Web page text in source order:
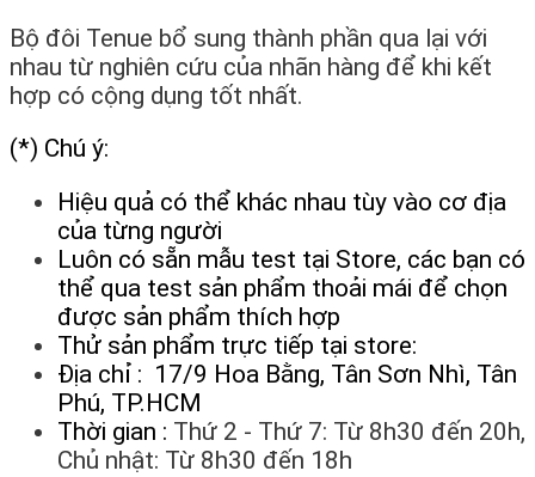
Bộ đôi Tenue bổ sung thành phần qua lại với
nhau từ nghiên cứu của nhãn hàng để khi kết
hợp có cộng dụng tốt nhất.
(*) Chú ý:
Hiệu quả có thể khác nhau tùy vào cơ địa
của từng người
Luôn có sẵn mẫu test tại Store, các bạn có
thể qua test sản phẩm thoải mái để chọn
được sản phẩm thích hợp
Thử sản phẩm trực tiếp tại store:
Địa chỉ : 17/9 Hoa Bằng, Tân Sơn Nhì, Tân
Phú, TP.HCM
Thời gian : Thứ 2 - Thứ 7: Từ 8h30 đến 20h,
Chủ nhật: Từ 8h30 đến 18h